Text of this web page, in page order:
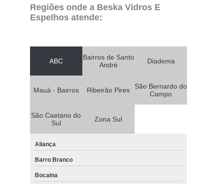
Regiões onde a Beska Vidros E
Espelhos atende:
ABC
Bairros de Santo
André
Diadema
Mauá - Bairros Ribeirão Pires
São Bernardo do
Campo
São Caetano do
Sul
Zona Sul
Aliança
Barro Branco
Bocaina